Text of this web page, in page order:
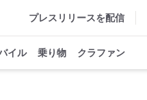
プレスリリースを配信
イル 乗り物 クラファン